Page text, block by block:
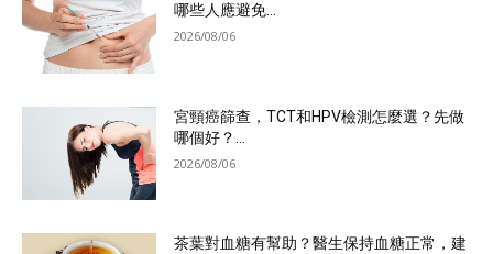
哪些人應避免...
2026/08/06
宮頸癌篩查，TCT和HPV檢測怎麼選？先做
哪個好？...
2026/08/06
茶葉對血糖有幫助？醫生保持血糖正常，建